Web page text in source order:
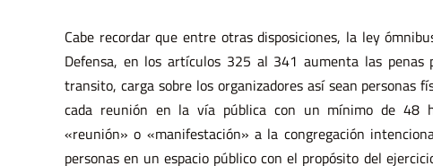
Cabe recordar que entre otras disposiciones, la ley
Defensa, en los artículos 325 al 341 aumenta las penas
transito, carga sobre los organizadores así sean personas
cada reunión en la vía pública con un mínimo de 48
«reunión» o «manifestación» a la congregación
personas en un espacio público con el propósito del